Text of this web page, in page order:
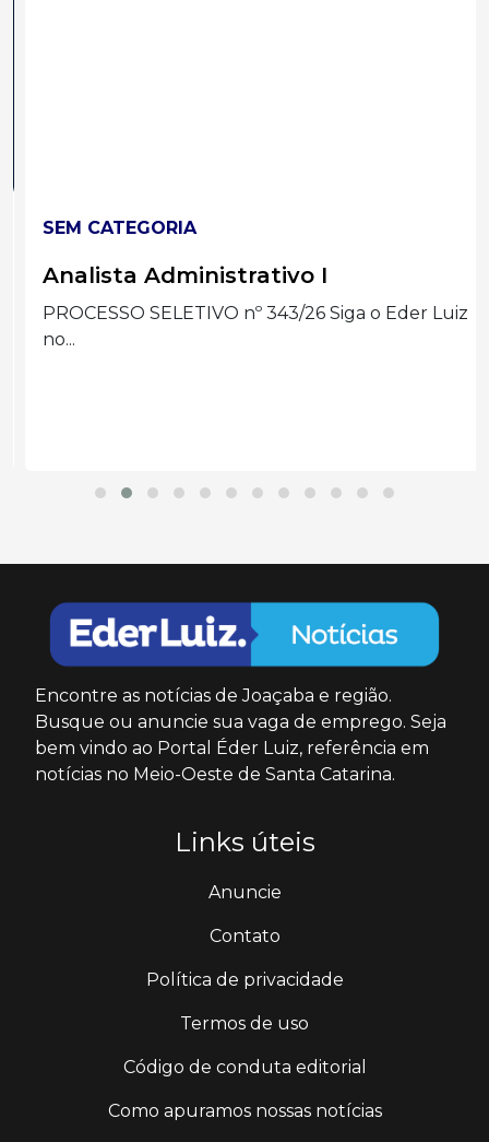
SEM CATEGORIA
Analista Administrativo I
PROCESSO SELETIVO nº 343/26 Siga o Eder Luiz
no...
Encontre as notícias de Joaçaba e região.
Busque ou anuncie sua vaga de emprego. Seja
bem vindo ao Portal Éder Luiz, referência em
notícias no Meio-Oeste de Santa Catarina.
Links úteis
Anuncie
Contato
Política de privacidade
Termos de uso
Código de conduta editorial
Como apuramos nossas notícias